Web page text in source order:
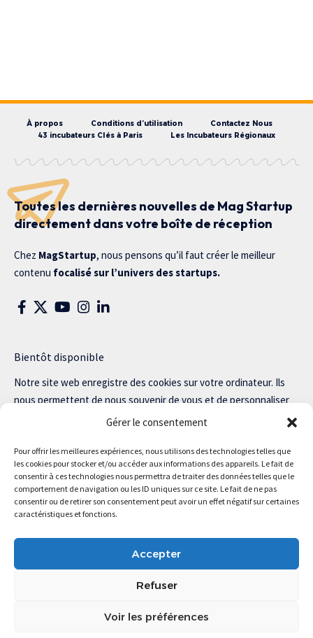
Gérer le consentement
Pour offrir les meilleures expériences, nous utilisons des technologies telles que
les cookies pour stocker et/ou accéder aux informations des appareils. Le fait de
consentir à ces technologies nous permettra de traiter des données telles que le
comportement de navigation ou les ID uniques sur ce site. Le fait de ne pas
consentir ou de retirer son consentement peut avoir un effet négatif sur certaines
caractéristiques et fonctions.
Accepter
Refuser
Voir les préférences
À propos Conditions d’utilisation
Contactez Nous
43 incubateurs Clés à Paris
Les Incubateurs Régionaux
Toutes les dernières nouvelles de Mag Startup
directement dans votre boîte de réception
Chez MagStartup, nous pensons qu’il faut créer le meilleur
contenu focalisé sur l’univers des startups.
Bientôt disponible
Notre site web enregistre des cookies sur votre ordinateur. Ils
nous permettent de nous souvenir de vous et de personnaliser
votre expérience sur notre site.
Magstartup.com © 2025 Tous droits réservés.